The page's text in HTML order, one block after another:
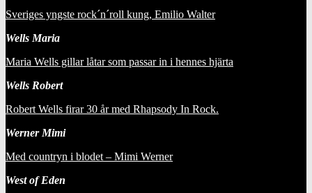
Sveriges yngste rock´n´roll kung, Emilio Walter
Wells Maria
Maria Wells gillar låtar som passar in i hennes hjärta
Wells Robert
Robert Wells firar 30 år med Rhapsody In Rock.
Werner Mimi
Med countryn i blodet – Mimi Werner
West of Eden